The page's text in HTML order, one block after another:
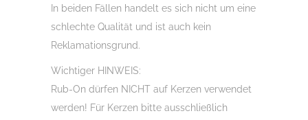
In beiden Fällen handelt es sich nicht um eine
schlechte Qualität und ist auch kein
Reklamationsgrund.
Wichtiger HINWEIS:
Rub-On dürfen NICHT auf Kerzen verwendet
werden! Für Kerzen bitte ausschließlich